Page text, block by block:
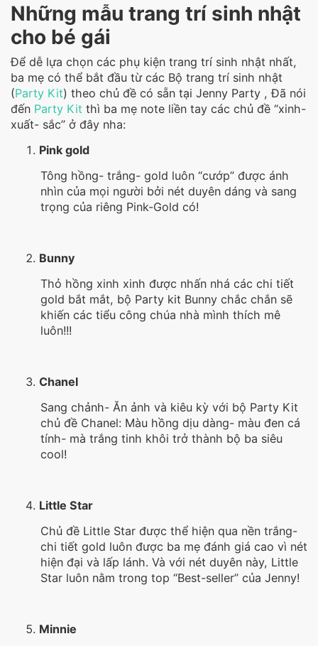
Những mẫu trang trí sinh nhật
cho bé gái
Để dễ lựa chọn các phụ kiện trang trí sinh nhật nhất,
ba mẹ có thể bắt đầu từ các Bộ trang trí sinh nhật
(Party Kit) theo chủ đề có sẵn tại Jenny Party , Đã nói
đến Party Kit thì ba mẹ note liền tay các chủ đề “xinh-
xuất- sắc” ở đây nha:
Pink gold
Tông hồng- trắng- gold luôn “cướp” được ánh
nhìn của mọi người bởi nét duyên dáng và sang
trọng của riêng Pink-Gold có!
Bunny
Thỏ hồng xinh xinh được nhấn nhá các chi tiết
gold bắt mắt, bộ Party kit Bunny chắc chắn sẽ
khiến các tiểu công chúa nhà mình thích mê
luôn!!!
Chanel
Sang chảnh- Ăn ảnh và kiêu kỳ với bộ Party Kit
chủ đề Chanel: Màu hồng dịu dàng- màu đen cá
tính- mà trắng tinh khôi trở thành bộ ba siêu
cool!
Little Star
Chủ đề Little Star được thể hiện qua nền trắng-
chi tiết gold luôn được ba mẹ đánh giá cao vì nét
hiện đại và lấp lánh. Và với nét duyên này, Little
Star luôn nằm trong top “Best-seller” của Jenny!
Minnie